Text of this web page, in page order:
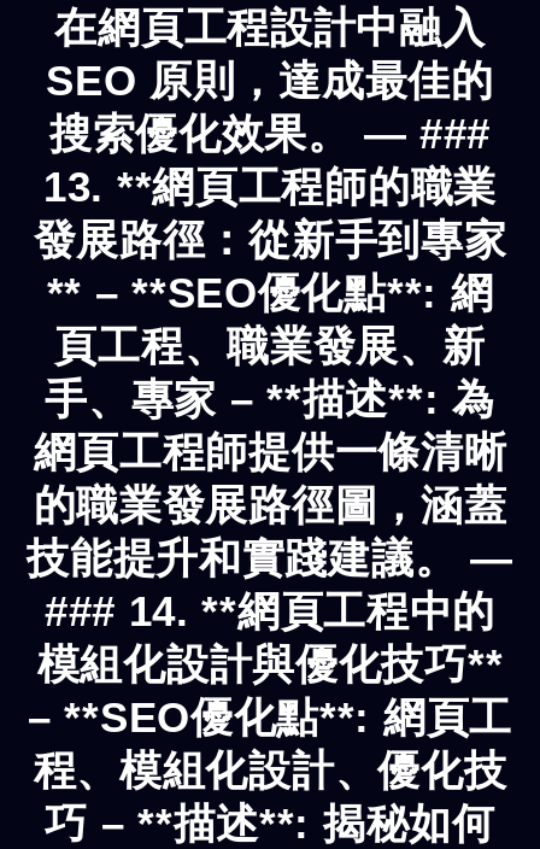
在網頁工程設計中融入
SEO 原則，達成最佳的
搜索優化效果。 — ###
13. **網頁工程師的職業
發展路徑：從新手到專家
** – **SEO優化點**: 網
頁工程、職業發展、新
手、專家 – **描述**: 為
網頁工程師提供一條清晰
的職業發展路徑圖，涵蓋
技能提升和實踐建議。 —
### 14. **網頁工程中的
模組化設計與優化技巧**
– **SEO優化點**: 網頁工
程、模組化設計、優化技
巧 – **描述**: 揭秘如何